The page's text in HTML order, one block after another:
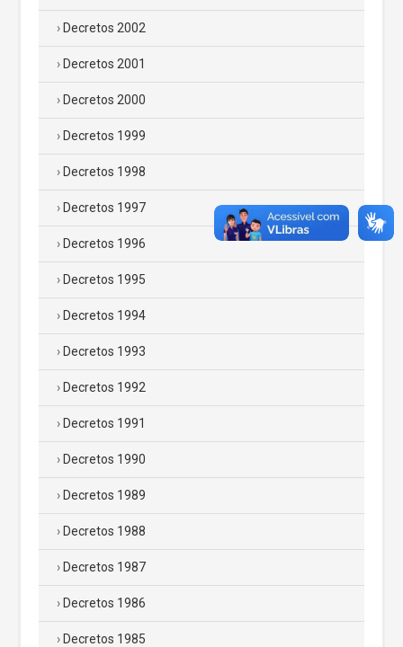
Decretos 2002
Decretos 2001
Decretos 2000
Decretos 1999
Decretos 1998
Decretos 1997
Decretos 1996
Decretos 1995
Decretos 1994
Decretos 1993
Decretos 1992
Decretos 1991
Decretos 1990
Decretos 1989
Decretos 1988
Decretos 1987
Decretos 1986
Decretos 1985